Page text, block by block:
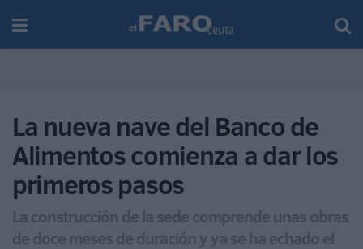
La nueva nave del Banco de
Alimentos comienza a dar los
primeros pasos
La construcción de la sede comprende unas obras
de doce meses de duración y ya se ha echado el